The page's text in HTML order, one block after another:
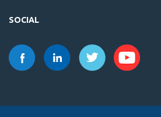
SOCIAL